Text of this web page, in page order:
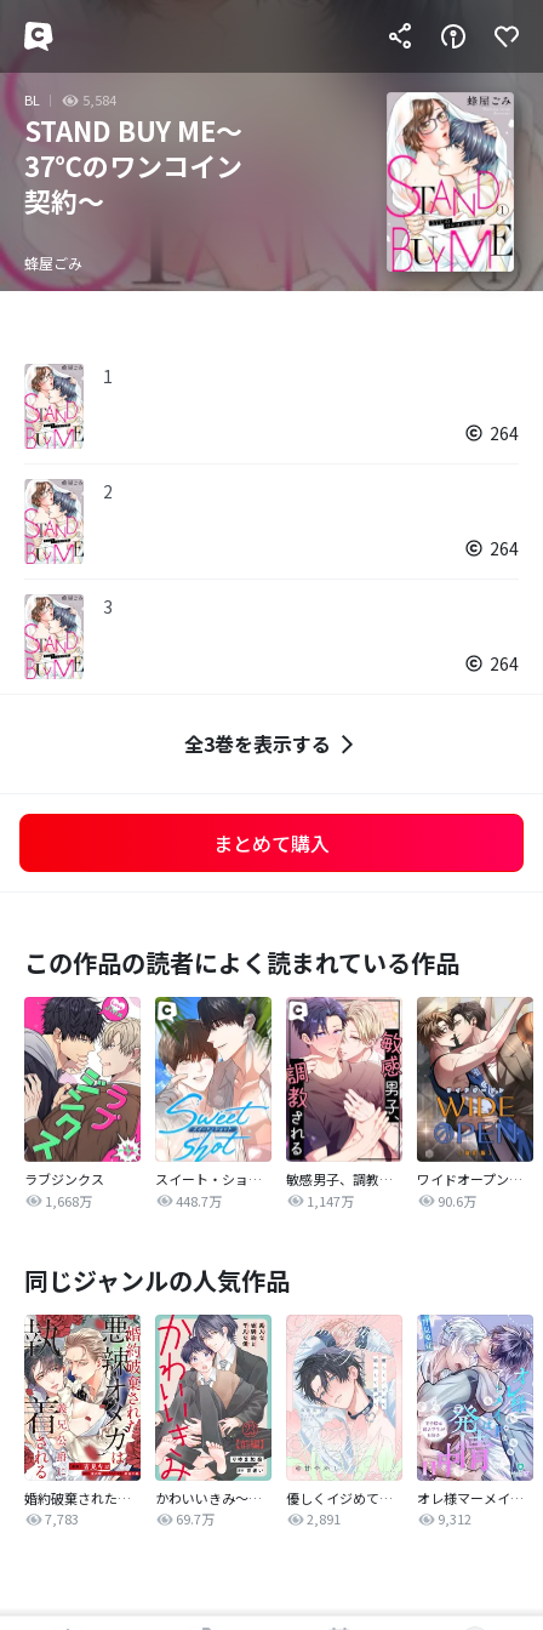
BL 5,584
STAND BUY ME～
37℃のワンコイン
契約～
蜂屋ごみ
1
264
2
264
3
264
全3巻を表示する
まとめて購入
この作品の読者によく読まれている作品
ラブジンクス
1,668万
スイート・ショット
448.7万
敏感男子、調教される
1,147万
ワイドオープン【改訂版】
90.6万
同じジャンルの人気作品
婚約破棄された悪辣オメガは義兄公爵に執着される 【連載版】
7,783
かわいいきみ～美人な幼馴染と平凡な僕～
69.7万
優しくイジめて溶かして混ぜて
2,891
オレ様マーメイドは発情中～王子様は貧乏学生がお好き～
9,312